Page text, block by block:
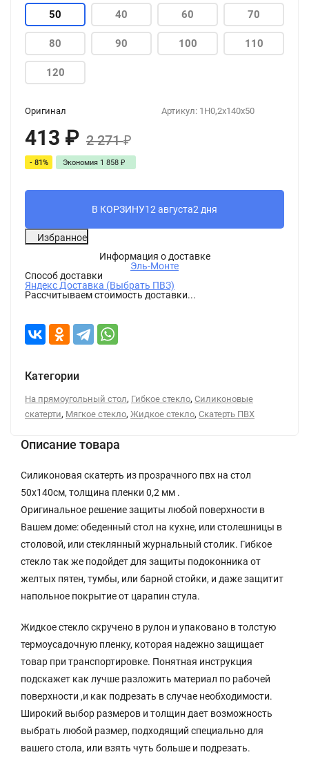
50 40 60 70
80 90 100 110
120
Артикул: 1H0,2x140x50
Оригинал
413 ₽ 2 271₽
- 81% Экономия 1 858 ₽
В КОРЗИНУ12 августа2 дня
Избранное
Информация о доставке
Эль-Монте
Способ доставки
Яндекс Доставка (Выбрать ПВЗ)
Рассчитываем стоимость доставки...
Категории
На прямоугольный стол, Гибкое стекло, Силиконовые
скатерти, Мягкое стекло, Жидкое стекло, Скатерть ПВХ
Описание товара
Силиконовая скатерть из прозрачного пвх на стол
50x140см, толщина пленки 0,2 мм .
Оригинальное решение защиты любой поверхности в
Вашем доме: обеденный стол на кухне, или столешницы в
столовой, или стеклянный журнальный столик. Гибкое
стекло так же подойдет для защиты подоконника от
желтых пятен, тумбы, или барной стойки, и даже защитит
напольное покрытие от царапин стула.
Жидкое стекло скручено в рулон и упаковано в толстую
термоусадочную пленку, которая надежно защищает
товар при транспортировке. Понятная инструкция
подскажет как лучше разложить материал по рабочей
поверхности ,и как подрезать в случае необходимости.
Широкий выбор размеров и толщин дает возможность
выбрать любой размер, подходящий специально для
вашего стола, или взять чуть больше и подрезать.